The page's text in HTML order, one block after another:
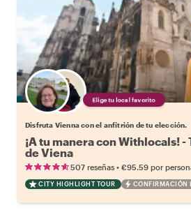
Elige tu local favorito
Disfruta Vienna con el anfitrión de tu elección.
¡A tu manera con Withlocals!
de Viena
507 reseñas • €95.59 por
CITY HIGHLIGHT TOUR CONFIRMACIÓN